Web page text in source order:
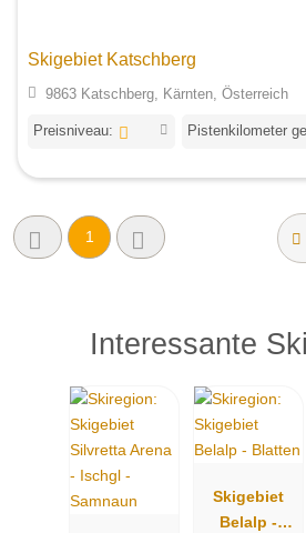
Skigebiet Katschberg
9863 Katschberg, Kärnten, Österreich
Preisniveau: Pistenkilometer
1
Interessante
Skigebiet
Belalp -